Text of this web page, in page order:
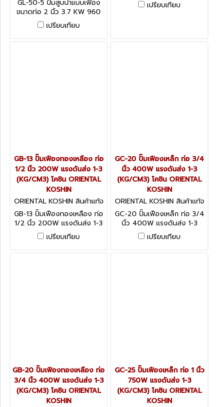
GL-50-5 ปั๊มสูบน้ำแบบเฟือง
ขนาดท่อ 2 นิ้ว 3.7 KW 960
RPM แรงดันส่ง 1-5 (KG/CM3)
ปริมาณน้ำ 165 ลิตร/นาที โคชิน
ORIENTAL KOSHIN
เปรียบเทียบ
KOSHIN
เปรียบเทียบ
GB-13 ปั๊มเฟืองทองเหลือง ท่อ
1/2 นิ้ว 200W แรงดันส่ง 1-3
(KG/CM3) โคชิน ORIENTAL
KOSHIN
ORIENTAL KOSHIN สินค้าแท้จ
ากโรงงานผู้ผลิต GB-13
GB-13 ปั๊มเฟืองทองเหลือง ท่อ
1/2 นิ้ว 200W แรงดันส่ง 1-3
(KG/CM3) โคชิน ORIENTAL
KOSHIN
เปรียบเทียบ
GC-20 ปั๊มเฟืองเหล็ก ท่อ 3/4
นิ้ว 400W แรงดันส่ง 1-3
(KG/CM3) โคชิน ORIENTAL
KOSHIN
ORIENTAL KOSHIN สินค้าแท้จ
ากโรงงานผู้ผลิต GC-20
GC-20 ปั๊มเฟืองเหล็ก ท่อ 3/4
นิ้ว 400W แรงดันส่ง 1-3
(KG/CM3) โคชิน ORIENTAL
KOSHIN
เปรียบเทียบ
GB-20 ปั๊มเฟืองทองเหลือง ท่อ
3/4 นิ้ว 400W แรงดันส่ง 1-3
(KG/CM3) โคชิน ORIENTAL
KOSHIN
GC-25 ปั๊มเฟืองเหล็ก ท่อ 1 นิ้ว
750W แรงดันส่ง 1-3
(KG/CM3) โคชิน ORIENTAL
KOSHIN